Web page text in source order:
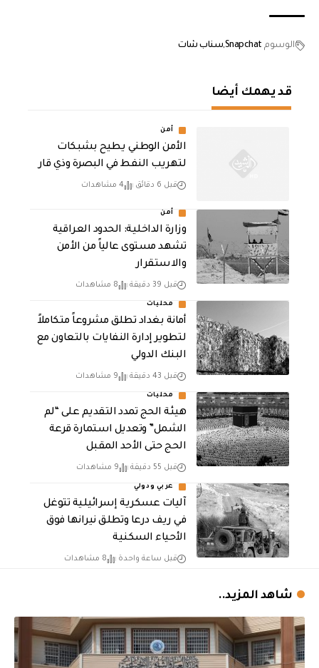
الوسوم Snapchatسناب شات
قد يهمك أيضا
أمن
الأمن الوطني يطيح بشبكات
لتهريب النفط في البصرة وذي قار
قبل 6 دقائق 4 مشاهدات
أمن
وزارة الداخلية: الحدود العراقية
تشهد مستوى عالياً من الأمن
والاستقرار
قبل 39 دقيقة 8 مشاهدات
محليات
أمانة بغداد تطلق مشروعاً متكاملاً
لتطوير إدارة النفايات بالتعاون مع
البنك الدولي
قبل 43 دقيقة 9 مشاهدات
محليات
هيئة الحج تمدد التقديم على “لم
الشمل” وتعديل استمارة قرعة
الحج حتى الأحد المقبل
قبل 55 دقيقة 9 مشاهدات
عربي ودولي
آليات عسكرية إسرائيلية تتوغل
في ريف درعا وتطلق نيرانها فوق
الأحياء السكنية
قبل ساعة واحدة 8 مشاهدات
شاهد المزيد..